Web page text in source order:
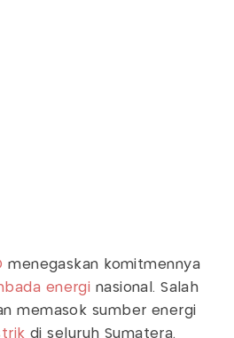
menegaskan komitmennya
energi nasional. Salah
memasok sumber energi
di seluruh Sumatera.